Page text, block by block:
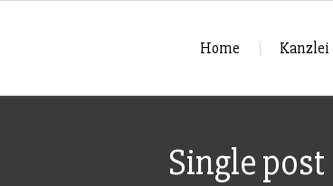
Home Kanzlei
Single post